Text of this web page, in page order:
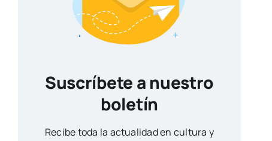
Suscríbete a nuestro
boletín
Reci­be toda la actua­li­dad en cul­tu­ra y